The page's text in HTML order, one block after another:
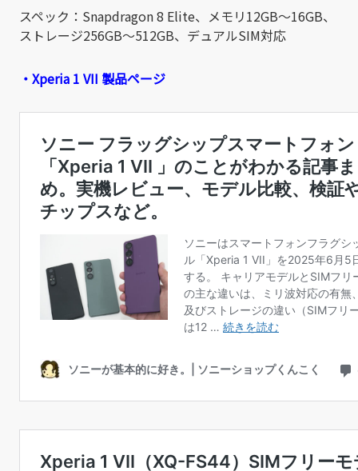
スペック：Snapdragon 8 Elite、メモリ12GB～16GB、
ストレージ256GB～512GB、デュアルSIM対応
・Xperia 1 VII 製品ページ